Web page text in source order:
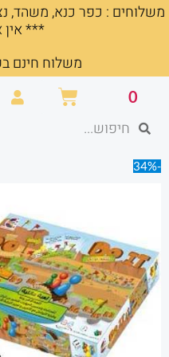
דילוג
משלוחים : כפר כנא, משהד,
*** אין
משלוח חינם
0 עגלת
קניות חיפושחיפוש
-34%